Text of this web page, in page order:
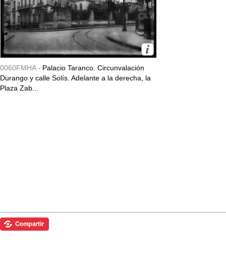
0060FMHA - Palacio Taranco. Circunvalación
Durango y calle Solís. Adelante a la derecha, la
Plaza Zab...